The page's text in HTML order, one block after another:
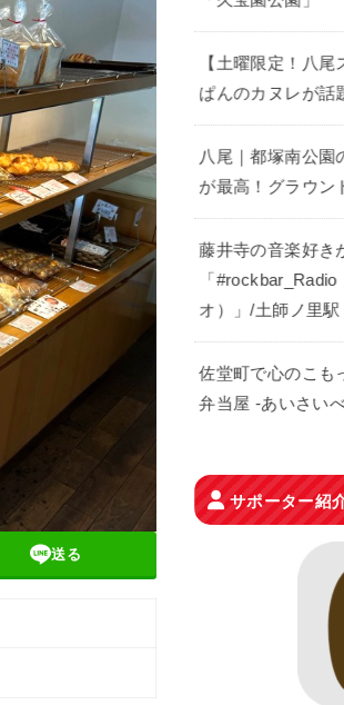
送る
【土曜限定！八
ぱんのカヌレが話
八尾｜都塚南公園
が最高！グラウン
藤井寺の音楽好き
「
オ）」/土師ノ里駅
佐堂町で心のこも
弁当屋 -あいさい
サポーター紹